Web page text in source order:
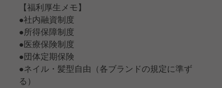
【福利厚生メモ】
●社内融資制度
●所得保障制度
●医療保険制度
●団体定期保険
●ネイル・髪型自由（各ブランドの規定に準ず
る）